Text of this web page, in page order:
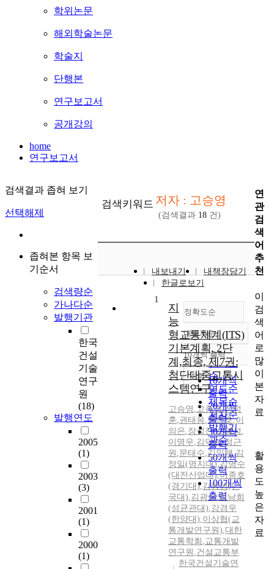
학위논문
해외학술논문
학술지
단행본
연구보고서
공개강의
home
연구보고서
검색결과 좁혀 보기
선택해제
좁혀본 항목 보
기순서
검색량순
가나다순
발행기관
한국
건설
기술
연구
원
(18)
발행연도
2005
(1)
2003
(3)
2001
(1)
2000
(1)
검색키워드 저자 : 고승영
(검색결과 18 건)
내보내기
내책장담기
한글로보기
정확도순
정확도
순
인기도
순
연도순
제목순
저자순
발행기
관순
내림차순
내림차순
10개씩 출력
10개씩
출력
20개씩
출력
30개씩
출력
50개씩
출력
100개씩
출력
조회
1
지
능
형교통체계(ITS)
기본계획, 2단
계,최종, 제7권:
첨단대중교통시
스템연구
고승영 ,고종섭,정성
훈,권태응,박찬호,이
의은,장성진,소영성 ,
이명우,김덕년,정근
원 ,문태수,김인택,김
정일(명지대),김명수
(대전산업대),이종호
(경기대),김동녕(단
국대),김광식,최남희
(성균관대),강경우
(한양대),이상협(교
통개발연구원),대한
교통학회 ,교통개발
연구원 ,건설교통부
한국건설기술연
연
관
검
색
어
추
천
이
검
색
어
로
많
이
본
자
료
활
용
도
높
은
자
료